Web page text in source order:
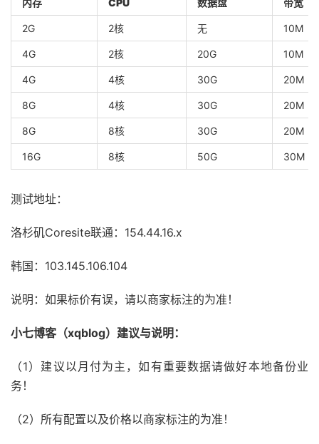
2G 2核 无 10M
4G 2核 20G 10M
4G 4核 30G 20M
8G 4核 30G 20M
8G 8核 30G 20M
16G 8核 50G 30M
测试地址：
洛杉矶Coresite联通：154.44.16.x
韩国：103.145.106.104
说明：如果标价有误，请以商家标注的为准！
小七博客（xqblog）建议与说明：
（1）建议以月付为主，如有重要数据请做好本地备份业
务！
（2）所有配置以及价格以商家标注的为准！